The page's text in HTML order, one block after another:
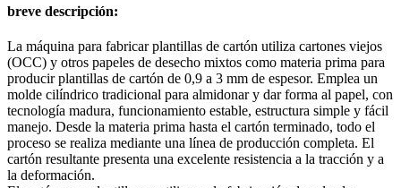
breve descripción:
La máquina para fabricar plantillas de cartón utiliza cartones viejos
(OCC) y otros papeles de desecho mixtos como materia prima para
producir plantillas de cartón de 0,9 a 3 mm de espesor. Emplea un
molde cilíndrico tradicional para almidonar y dar forma al papel, con
tecnología madura, funcionamiento estable, estructura simple y fácil
manejo. Desde la materia prima hasta el cartón terminado, todo el
proceso se realiza mediante una línea de producción completa. El
cartón resultante presenta una excelente resistencia a la tracción y a
la deformación.